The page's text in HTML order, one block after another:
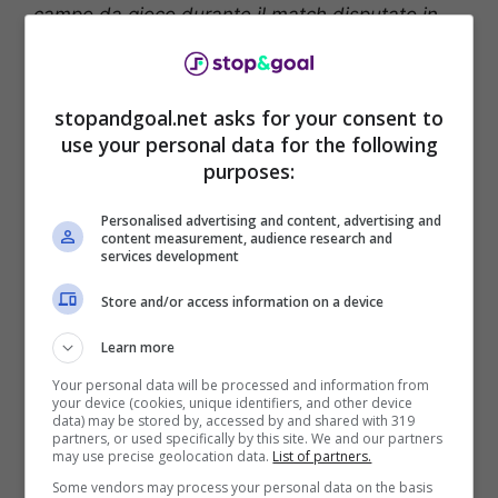
campo da gioco durante il match disputato in
sottoposto ad esami strumentali che hanno
con notevole versamento articolare, ma senza
lesioni legamentose”.
Lecce infortunio Antonino Gallo – Stopandgoal (La Presse)
stopandgoal.net asks for your consent to
use your personal data for the following
purposes:
Personalised advertising and content, advertising and
content measurement, audience research and
services development
Store and/or access information on a device
Learn more
Your personal data will be processed and information from
your device (cookies, unique identifiers, and other device
data) may be stored by, accessed by and shared with 319
partners, or used specifically by this site. We and our partners
may use precise geolocation data. List of partners.
Some vendors may process your personal data on the basis